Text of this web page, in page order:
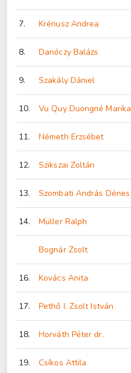
7. Krénusz Andrea
8. Danóczy Balázs
9. Szakály Dániel
10. Vu Quy Duongné Marika
11. Németh Erzsébet
12. Szikszai Zoltán
13. Szombati András Dénes
14. Müller Ralph
Bognár Zsolt
16. Kovács Anita
17. Pethő I. Zsolt István
18. Horváth Péter dr.
19. Csíkos Attila